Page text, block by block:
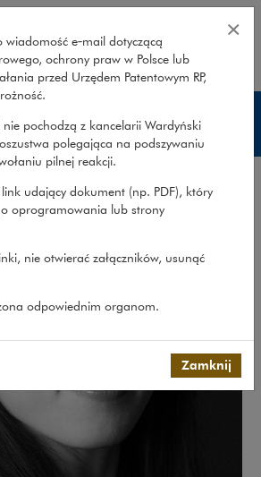
– Wardyński i
Prawnicy
wiadomość e‑mail dotyczącą
ochrony praw w Polsce lub
przed Urzędem Patentowym RP,
pochodzą z kancelarii Wardyński
polegająca na podszywaniu
pilnej reakcji.
udający dokument (np. PDF), który
oprogramowania lub strony
nie otwierać załączników, usunąć
odpowiednim organom.
×
Zamknij